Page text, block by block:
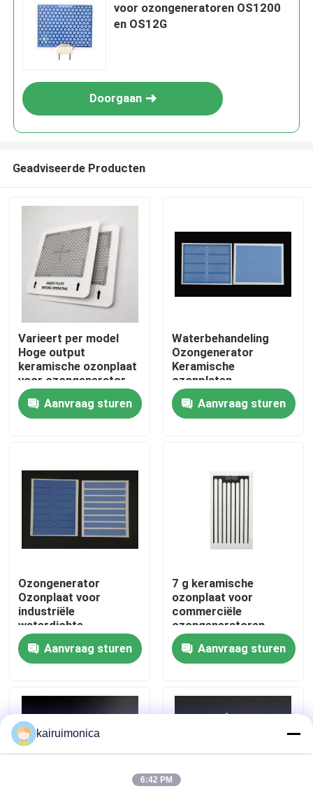
Thuis
Video's
VR toon
Fabrieksreis
Kwaliteitscontrole
Contact de V.S.
Nieuws
Verzoek om een Citaat
voor ozongeneratoren OS1200
en OS12G
Doorgaan
Geadviseerde Producten
Varieert per model
Hoge output
keramische ozonplaat
voor ozongenerator
luchtreiniger
Aanvraag sturen
Waterbehandeling
Ozongenerator
Keramische
ozonplaten
Aanvraag sturen
Ozongenerator
Ozonplaat voor
industriële
waterdichte
ozonsystemen
Aanvraag sturen
7 g keramische
ozonplaat voor
commerciële
ozongeneratoren
Aanvraag sturen
kairuimonica
6:42 PM